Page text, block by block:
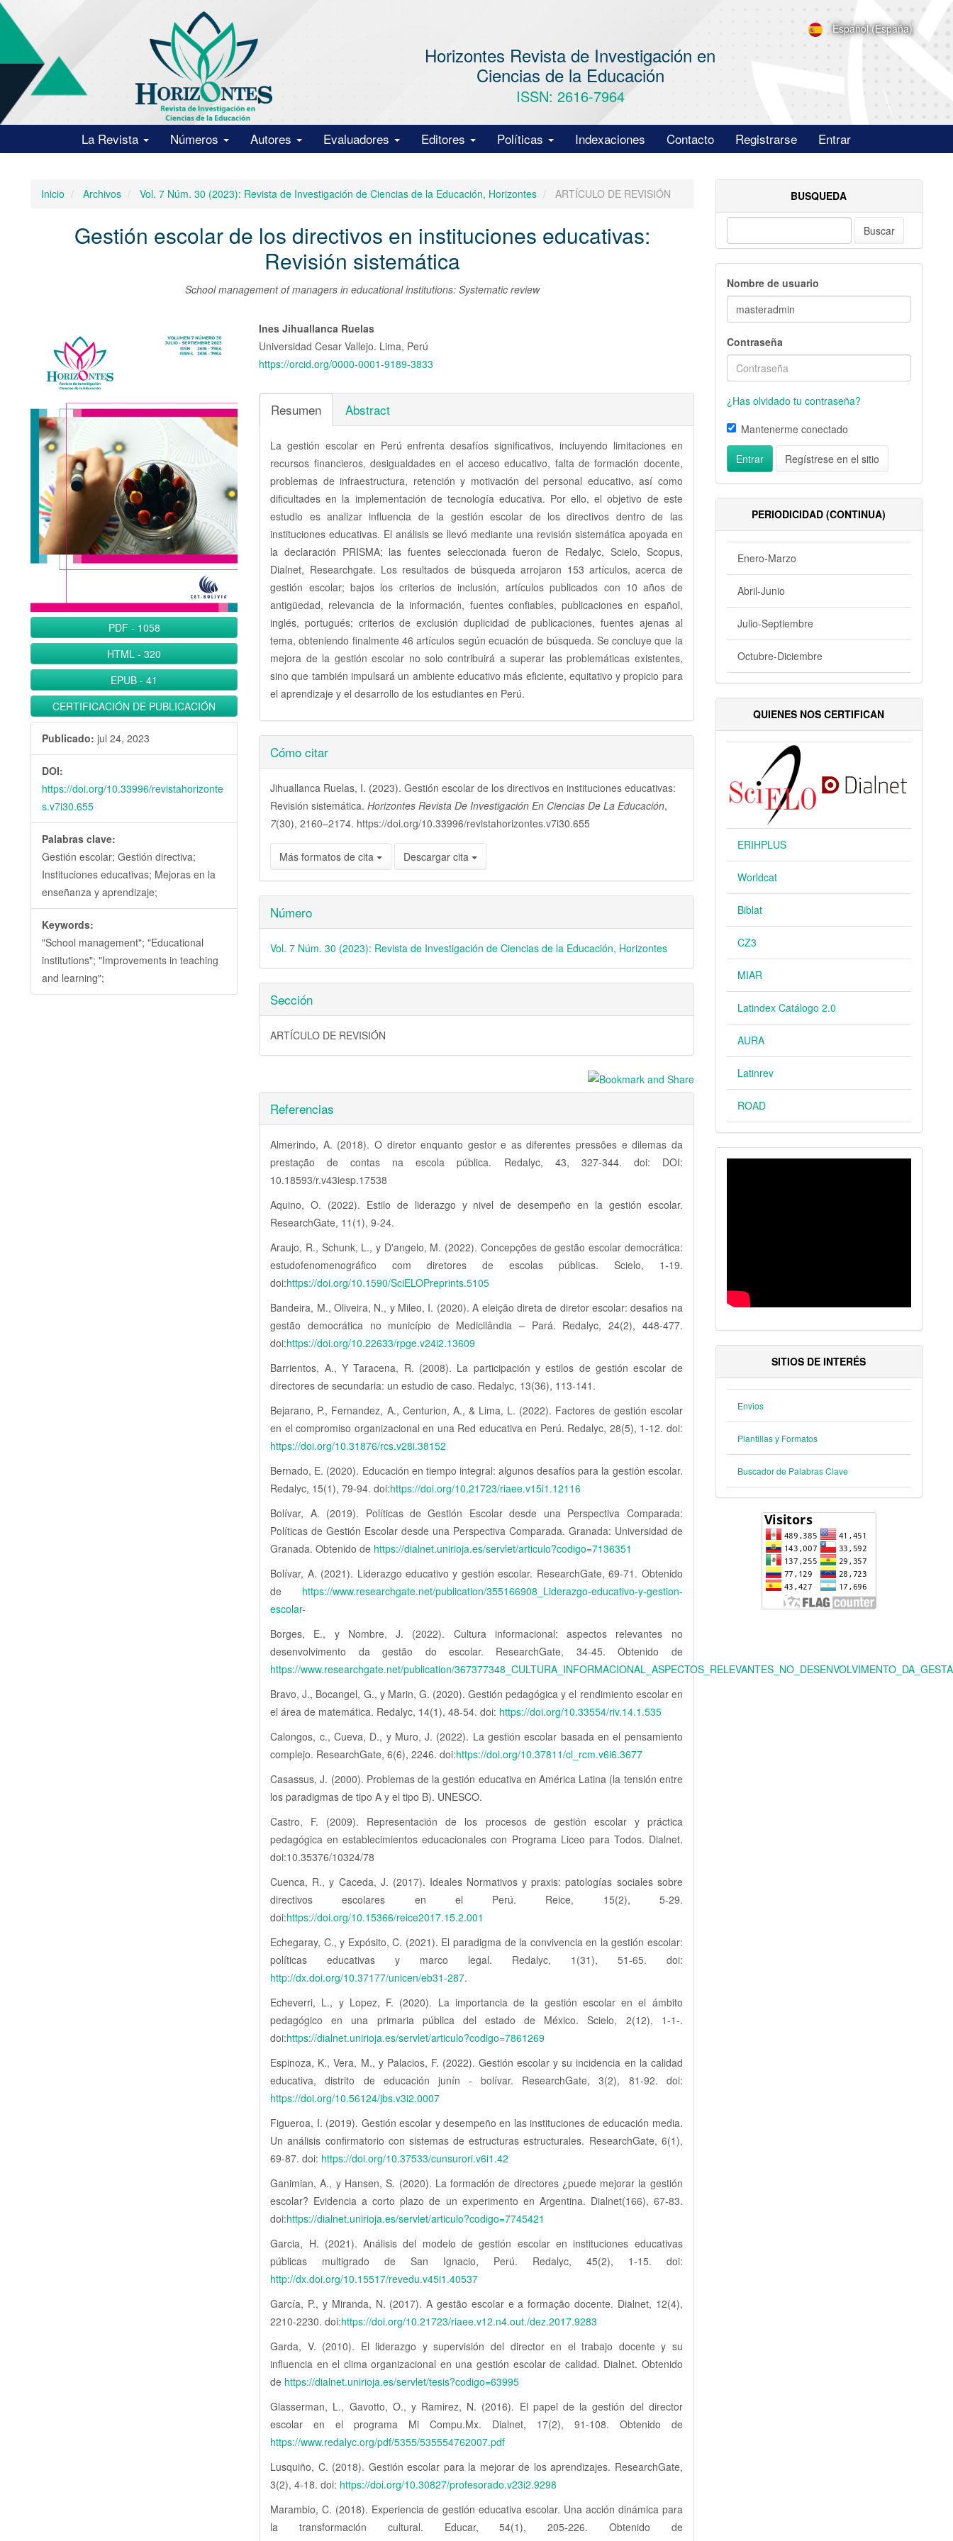
Contenido
principal
Barra
lateral
Español (España)
Horizontes Revista de Investigación en
Ciencias de la Educación
ISSN: 2616-7964
La Revista Números Autores Evaluadores Editores Políticas Indexaciones Contacto Registrarse Entrar
Inicio Archivos Vol. 7 Núm. 30 (2023): Revista de Investigación de Ciencias de la Educación, Horizontes ARTÍCULO DE REVISIÓN
Gestión escolar de los directivos en instituciones educativas:
Revisión sistemática
School management of managers in educational institutions: Systematic review
Barra
lateral
del
artículo
PDF - 1058
HTML-320
EPUB-41
CERTIFICACIÓN DE PUBLICACIÓN
Publicado: jul 24, 2023
DOI:
https://doi.org/10.33996/revistahorizonte
s.v7i30.655
Palabras clave:
Gestión escolar; Gestión directiva;
Instituciones educativas; Mejoras en la
enseñanza y aprendizaje;
Keywords:
"School management"; "Educational
institutions"; "Improvements in teaching
and learning";
Contenido
principal
artículo
Ines Jihuallanca Ruelas
Universidad Cesar Vallejo. Lima, Perú
https://orcid.org/0000-0001-9189-3833
Resumen Abstract
La gestión escolar en Perú enfrenta desafíos significativos, incluyendo limitaciones en
recursos financieros, desigualdades en el acceso educativo, falta de formación docente,
problemas de infraestructura, retención y motivación del personal educativo, así como
dificultades en la implementación de tecnología educativa. Por ello, el objetivo de este
estudio es analizar influencia de la gestión escolar de los directivos dentro de las
instituciones educativas. El análisis se llevó mediante una revisión sistemática apoyada en
la declaración PRISMA; las fuentes seleccionada fueron de Redalyc, Scielo, Scopus,
Dialnet, Researchgate. Los resultados de búsqueda arrojaron 153 artículos, acerca de
gestión escolar; bajos los criterios de inclusión, artículos publicados con 10 años de
antigüedad, relevancia de la información, fuentes confiables, publicaciones en español,
inglés, portugués; criterios de exclusión duplicidad de publicaciones, fuentes ajenas al
tema, obteniendo finalmente 46 artículos según ecuación de búsqueda. Se concluye que la
mejora de la gestión escolar no solo contribuirá a superar las problemáticas existentes,
sino que también impulsará un ambiente educativo más eficiente, equitativo y propicio para
el aprendizaje y el desarrollo de los estudiantes en Perú.
Detalles
del
artículo
Cómo citar
Jihuallanca Ruelas, I. (2023). Gestión escolar de los directivos en instituciones educativas:
Revisión sistemática.Horizontes Revista De Investigación En Ciencias De La Educación,
7(30), 2160–2174. https://doi.org/10.33996/revistahorizontes.v7i30.655
Más formatos de cita Descargar cita
Número
Vol. 7 Núm. 30 (2023): Revista de Investigación de Ciencias de la Educación, Horizontes
Sección
ARTÍCULO DE REVISIÓN
Referencias
Almerindo, A. (2018). O diretor enquanto gestor e as diferentes pressões e dilemas da
prestação de contas na escola pública. Redalyc, 43, 327-344. doi: DOI:
10.18593/r.v43iesp.17538
Aquino, O. (2022). Estilo de liderazgo y nivel de desempeño en la gestión escolar.
ResearchGate, 11(1), 9-24.
Araujo, R., Schunk, L., y D'angelo, M. (2022). Concepções de gestão escolar democrática:
estudofenomenográfico com diretores de escolas públicas. Scielo, 1-19.
doi:https://doi.org/10.1590/SciELOPreprints.5105
Bandeira, M., Oliveira, N., y Mileo, I. (2020). A eleição direta de diretor escolar: desafios na
gestão democrática no município de Medicilândia – Pará. Redalyc, 24(2), 448-477.
doi:https://doi.org/10.22633/rpge.v24i2.13609
Barrientos, A., Y Taracena, R. (2008). La participación y estilos de gestión escolar de
directores de secundaria: un estudio de caso. Redalyc, 13(36), 113-141.
Bejarano, P., Fernandez, A., Centurion, A., & Lima, L. (2022). Factores de gestión escolar
en el compromiso organizacional en una Red educativa en Perú. Redalyc, 28(5), 1-12. doi:
https://doi.org/10.31876/rcs.v28i.38152
Bernado, E. (2020). Educación en tiempo integral: algunos desafíos para la gestión escolar.
Redalyc, 15(1), 79-94. doi:https://doi.org/10.21723/riaee.v15i1.12116
Bolívar, A. (2019). Políticas de Gestión Escolar desde una Perspectiva Comparada:
Políticas de Gestión Escolar desde una Perspectiva Comparada. Granada: Universidad de
Granada. Obtenido de https://dialnet.unirioja.es/servlet/articulo?codigo=7136351
Bolívar, A. (2021). Liderazgo educativo y gestión escolar. ResearchGate, 69-71. Obtenido
de https://www.researchgate.net/publication/355166908_Liderazgo-educativo-y-gestion-
escolar-
Borges, E., y Nombre, J. (2022). Cultura informacional: aspectos relevantes no
desenvolvimento da gestão do escolar. ResearchGate, 34-45. Obtenido de
https://www.researchgate.net/publication/
Bravo, J., Bocangel, G., y Marin, G. (2020). Gestión pedagógica y el rendimiento escolar en
el área de matemática. Redalyc, 14(1), 48-54. doi: https://doi.org/10.33554/riv.14.1.535
Calongos, c., Cueva, D., y Muro, J. (2022). La gestión escolar basada en el pensamiento
complejo. ResearchGate, 6(6), 2246. doi:https://doi.org/10.37811/cl_rcm.v6i6.3677
Casassus, J. (2000). Problemas de la gestión educativa en América Latina (la tensión entre
los paradigmas de tipo A y el tipo B). UNESCO.
Castro, F. (2009). Representación de los procesos de gestión escolar y práctica
pedagógica en establecimientos educacionales con Programa Liceo para Todos. Dialnet.
doi:10.35376/10324/78
Cuenca, R., y Caceda, J. (2017). Ideales Normativos y praxis: patologías sociales sobre
directivos escolares en el Perú. Reice, 15(2), 5-29.
doi:https://doi.org/10.15366/reice2017.15.2.001
Echegaray, C., y Expósito, C. (2021). El paradigma de la convivencia en la gestión escolar:
políticas educativas y marco legal. Redalyc, 1(31), 51-65. doi:
http://dx.doi.org/10.37177/unicen/eb31-287.
Echeverri, L., y Lopez, F. (2020). La importancia de la gestión escolar en el ámbito
pedagógico en una primaria pública del estado de México. Scielo, 2(12), 1-1-.
doi:https://dialnet.unirioja.es/servlet/articulo?codigo=7861269
Espinoza, K., Vera, M., y Palacios, F. (2022). Gestión escolar y su incidencia en la calidad
educativa, distrito de educación junín - bolívar. ResearchGate, 3(2), 81-92. doi:
https://doi.org/10.56124/jbs.v3i2.0007
Figueroa, I. (2019). Gestión escolar y desempeño en las instituciones de educación media.
Un análisis confirmatorio con sistemas de estructuras estructurales. ResearchGate, 6(1),
69-87. doi: https://doi.org/10.37533/cunsurori.v6i1.42
Ganimian, A., y Hansen, S. (2020). La formación de directores ¿puede mejorar la gestión
escolar? Evidencia a corto plazo de un experimento en Argentina. Dialnet(166), 67-83.
doi:https://dialnet.unirioja.es/servlet/articulo?codigo=7745421
Garcia, H. (2021). Análisis del modelo de gestión escolar en instituciones educativas
públicas multigrado de San Ignacio, Perú. Redalyc, 45(2), 1-15. doi:
http://dx.doi.org/10.15517/revedu.v45i1.40537
García, P., y Miranda, N. (2017). A gestão escolar e a formação docente. Dialnet, 12(4),
2210-2230. doi:https://doi.org/10.21723/riaee.v12.n4.out./dez.2017.9283
Garda, V. (2010). El liderazgo y supervisión del director en el trabajo docente y su
influencia en el clima organizacional en una gestión escolar de calidad. Dialnet. Obtenido
de https://dialnet.unirioja.es/servlet/tesis?codigo=63995
Glasserman, L., Gavotto, O., y Ramirez, N. (2016). El papel de la gestión del director
escolar en el programa Mi Compu.Mx. Dialnet, 17(2), 91-108. Obtenido de
https://www.redalyc.org/pdf/5355/535554762007.pdf
Lusquiño, C. (2018). Gestión escolar para la mejorar de los aprendizajes. ResearchGate,
3(2), 4-18. doi: https://doi.org/10.30827/profesorado.v23i2.9298
Marambio, C. (2018). Experiencia de gestión educativa escolar. Una acción dinámica para
la transformación cultural. Educar, 54(1), 205-226. Obtenido de
BUSQUEDA
Buscar
Nombre de usuario
Contraseña
¿Has olvidado tu contraseña?
Mantenerme conectado
Entrar Regístrese en el sitio
PERIODICIDAD (CONTINUA)
Enero-Marzo
Abril-Junio
Julio-Septiembre
Octubre-Diciembre
QUIENES NOS CERTIFICAN
ERIHPLUS
Worldcat
Biblat
CZ3
MIAR
Latindex Catálogo 2.0
AURA
Latinrev
ROAD
VIDEO
SITIOS DE INTERÉS
Envios
Plantillas y Formatos
Buscador de Palabras Clave